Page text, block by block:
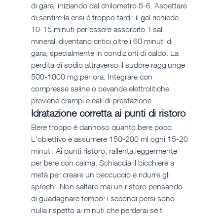
di gara, iniziando dal chilometro 5-6. Aspettare
di sentire la crisi è troppo tardi: il gel richiede
10-15 minuti per essere assorbito. I sali
minerali diventano critici oltre i 60 minuti di
gara, specialmente in condizioni di caldo. La
perdita di sodio attraverso il sudore raggiunge
500-1000 mg per ora. Integrare con
compresse saline o bevande elettrolitiche
previene crampi e cali di prestazione.
Idratazione corretta ai punti di ristoro
Bere troppo è dannoso quanto bere poco.
L'obiettivo è assumere 150-200 ml ogni 15-20
minuti. Ai punti ristoro, rallenta leggermente
per bere con calma. Schiaccia il bicchiere a
metà per creare un beccuccio e ridurre gli
sprechi. Non saltare mai un ristoro pensando
di guadagnare tempo: i secondi persi sono
nulla rispetto ai minuti che perderai se ti